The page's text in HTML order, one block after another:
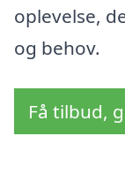
oplevelse,
og behov.
Få tilbud,